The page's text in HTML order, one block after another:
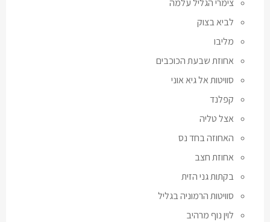
צימרי הגליל עלמה
לביא בצוק
מליבו
אחוזת שבעת הכוכבים
סוויטות אל גיא אוני
קפלנד
אצל טליה
האחוזה בחד נס
אחוזת חצב
בקתות גני הזית
סוויטות הרמוניה בגליל
לוין נוף מרהיב